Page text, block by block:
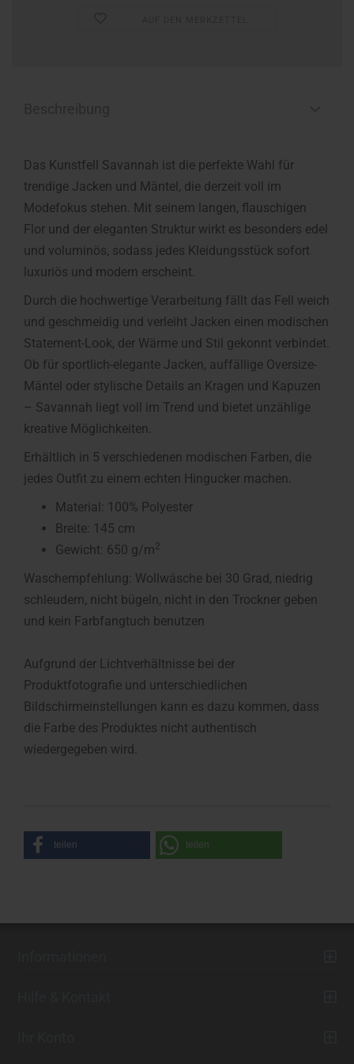
Das Kunstfell Savannah ist die perfekte Wahl für
trendige Jacken und Mäntel, die derzeit voll im
Modefokus stehen. Mit seinem langen, flauschigen
Flor und der eleganten Struktur wirkt es besonders edel
und voluminös, sodass jedes Kleidungsstück sofort
luxuriös und modern erscheint.
Durch die hochwertige Verarbeitung fällt das Fell weich
und geschmeidig und verleiht Jacken einen modischen
Statement-Look, der Wärme und Stil gekonnt verbindet.
Ob für sportlich-elegante Jacken, auffällige Oversize-
Mäntel oder stylische Details an Kragen und Kapuzen
– Savannah liegt voll im Trend und bietet unzählige
kreative Möglichkeiten.
Erhältlich in 5 verschiedenen modischen Farben, die
jedes Outfit zu einem echten Hingucker machen.
Material: 100% Polyester
Breite: 145 cm
Gewicht: 650 g/m2
Waschempfehlung: Wollwäsche bei 30 Grad, niedrig
schleudern, nicht bügeln, nicht in den Trockner geben
und kein Farbfangtuch benutzen
Aufgrund der Lichtverhältnisse bei der
Produktfotografie und unterschiedlichen
Bildschirmeinstellungen kann es dazu kommen, dass
die Farbe des Produktes nicht authentisch
wiedergegeben wird.
teilen teilen